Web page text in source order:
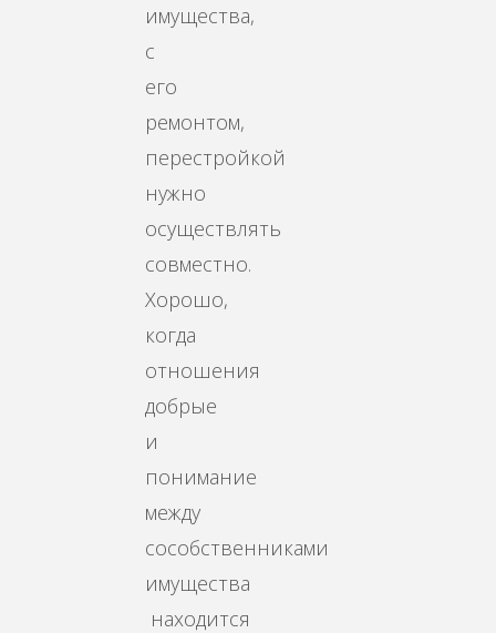
имущества,
с
его
ремонтом,
перестройкой
нужно
осуществлять
совместно.
Хорошо,
когда
отношения
добрые
и
понимание
между
сособственниками
имущества
находится